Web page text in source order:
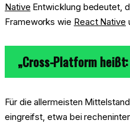
Native Entwicklung bedeutet,
Frameworks wie React Native
„Cross-Platform
Für die allermeisten
eingreifst, etwa bei